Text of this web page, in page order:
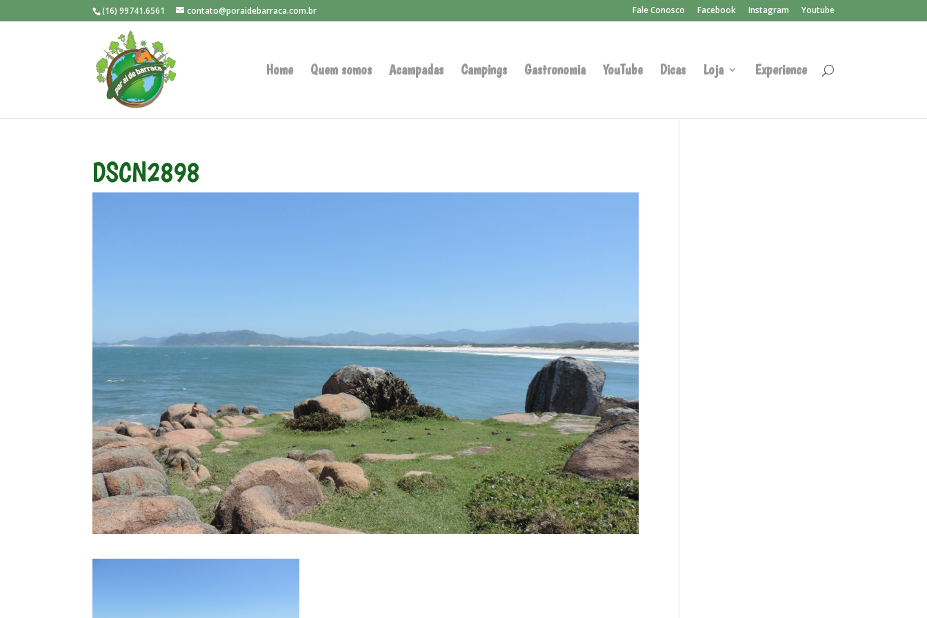
(16) 99741.6561 contato@poraidebarraca.com.br Fale Conosco Facebook Instagram Youtube
Home Quem somos Acampadas Campings Gastronomia YouTube Dicas Loja Experience
DSCN2898